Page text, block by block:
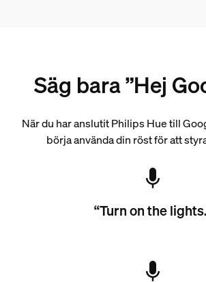
Säg bara ”Hej
När du har anslutit Philips Hue till
börja använda din röst för att
“Turn on the